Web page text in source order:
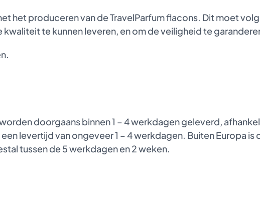
het produceren van de TravelParfum flacons. Dit moet
te kunnen leveren, en om de veiligheid te
doorgaans binnen 1 – 4 werkdagen geleverd,
levertijd van ongeveer 1 – 4 werkdagen. Buiten Europa is
tussen de 5 werkdagen en 2 weken.